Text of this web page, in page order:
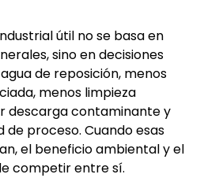
útil no se basa en
sino en decisiones
de reposición, menos
menos limpieza
descarga contaminante y
de proceso. Cuando esas
el beneficio ambiental y el
competir entre sí.